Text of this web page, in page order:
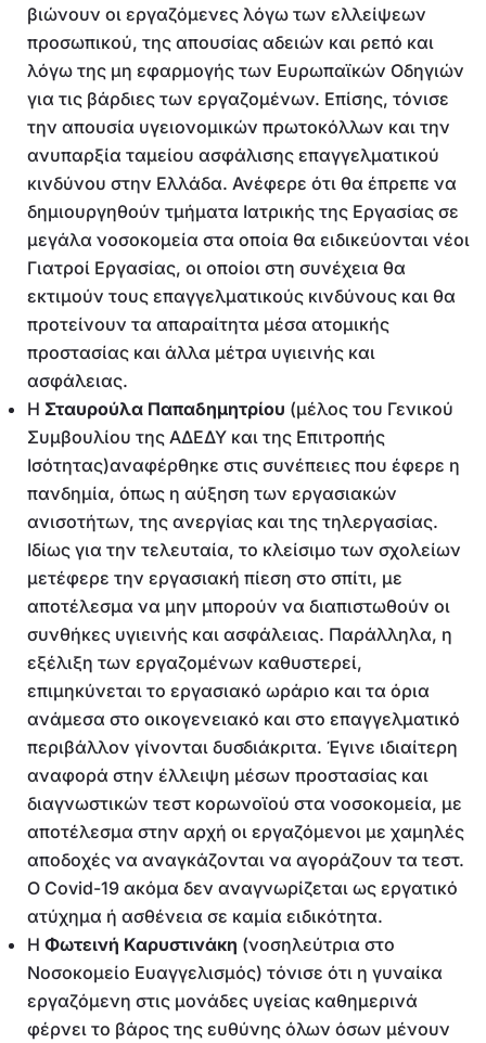
βιώνουν οι εργαζόμενες λόγω των ελλείψεων
προσωπικού, της απουσίας αδειών και ρεπό και
λόγω της μη εφαρμογής των Ευρωπαϊκών Οδηγιών
για τις βάρδιες των εργαζομένων. Επίσης, τόνισε
την απουσία υγειονομικών πρωτοκόλλων και την
ανυπαρξία ταμείου ασφάλισης επαγγελματικού
κινδύνου στην Ελλάδα. Ανέφερε ότι θα έπρεπε να
δημιουργηθούν τμήματα Ιατρικής της Εργασίας σε
μεγάλα νοσοκομεία στα οποία θα ειδικεύονται νέοι
Γιατροί Εργασίας, οι οποίοι στη συνέχεια θα
εκτιμούν τους επαγγελματικούς κινδύνους και θα
προτείνουν τα απαραίτητα μέσα ατομικής
προστασίας και άλλα μέτρα υγιεινής και
ασφάλειας.
Η Σταυρούλα Παπαδημητρίου (μέλος του Γενικού
Συμβουλίου της ΑΔΕΔΥ και της Επιτροπής
Ισότητας)αναφέρθηκε στις συνέπειες που έφερε η
πανδημία, όπως η αύξηση των εργασιακών
ανισοτήτων, της ανεργίας και της τηλεργασίας.
Ιδίως για την τελευταία, το κλείσιμο των σχολείων
μετέφερε την εργασιακή πίεση στο σπίτι, με
αποτέλεσμα να μην μπορούν να διαπιστωθούν οι
συνθήκες υγιεινής και ασφάλειας. Παράλληλα, η
εξέλιξη των εργαζομένων καθυστερεί,
επιμηκύνεται το εργασιακό ωράριο και τα όρια
ανάμεσα στο οικογενειακό και στο επαγγελματικό
περιβάλλον γίνονται δυσδιάκριτα. Έγινε ιδιαίτερη
αναφορά στην έλλειψη μέσων προστασίας και
διαγνωστικών τεστ κορωνοϊού στα νοσοκομεία, με
αποτέλεσμα στην αρχή οι εργαζόμενοι με χαμηλές
αποδοχές να αναγκάζονται να αγοράζουν τα τεστ.
Ο Covid-19 ακόμα δεν αναγνωρίζεται ως εργατικό
ατύχημα ή ασθένεια σε καμία ειδικότητα.
Η Φωτεινή Καρυστινάκη (νοσηλεύτρια στο
Νοσοκομείο Ευαγγελισμός) τόνισε ότι η γυναίκα
εργαζόμενη στις μονάδες υγείας καθημερινά
φέρνει το βάρος της ευθύνης όλων όσων μένουν